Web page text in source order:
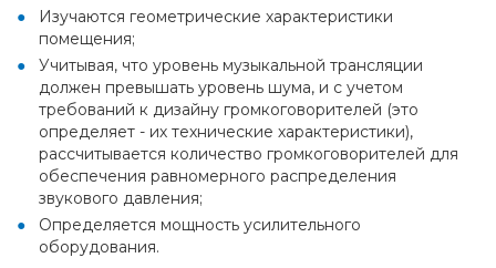
Изучаются геометрические характеристики
помещения;
Учитывая, что уровень музыкальной трансляции
должен превышать уровень шума, и с учетом
требований к дизайну громкоговорителей (это
определяет - их технические характеристики),
рассчитывается количество громкоговорителей для
обеспечения равномерного распределения
звукового давления;
Определяется мощность усилительного
оборудования.